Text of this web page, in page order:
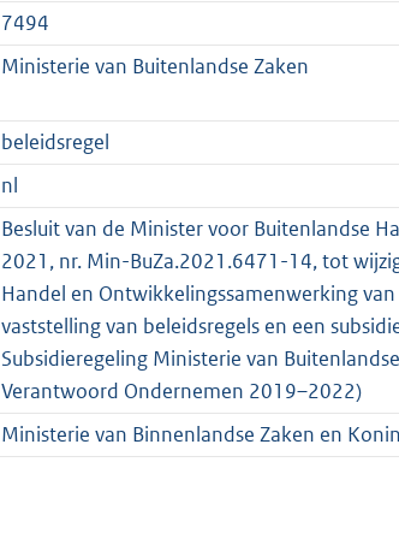
7494
Ministerie van Buitenlandse Zaken
beleidsregel
nl
Besluit van de Minister voor Buitenlandse
2021, nr. Min-BuZa.2021.6471-14, tot
Handel en Ontwikkelingssamenwerking
vaststelling van beleidsregels en een
Subsidieregeling Ministerie van
Verantwoord Ondernemen 2019–2022)
Ministerie van Binnenlandse Zaken en